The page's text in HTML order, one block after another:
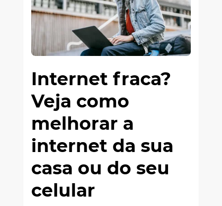
Internet fraca?
Veja como
melhorar a
internet da sua
casa ou do seu
celular